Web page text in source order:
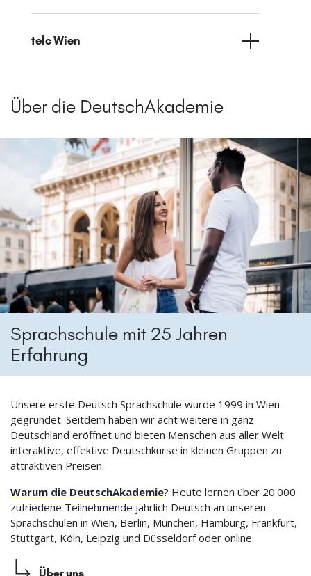
telc Wien
Über die DeutschAkademie
Sprachschule mit 25 Jahren
Erfahrung
Unsere erste Deutsch Sprachschule wurde 1999 in Wien
gegründet. Seitdem haben wir acht weitere in ganz
Deutschland eröffnet und bieten Menschen aus aller Welt
interaktive, effektive Deutschkurse in kleinen Gruppen zu
attraktiven Preisen.
Warum die DeutschAkademie? Heute lernen über 20.000
zufriedene Teilnehmende jährlich Deutsch an unseren
Sprachschulen in Wien, Berlin, München, Hamburg, Frankfurt,
Stuttgart, Köln, Leipzig und Düsseldorf oder online.
Über uns